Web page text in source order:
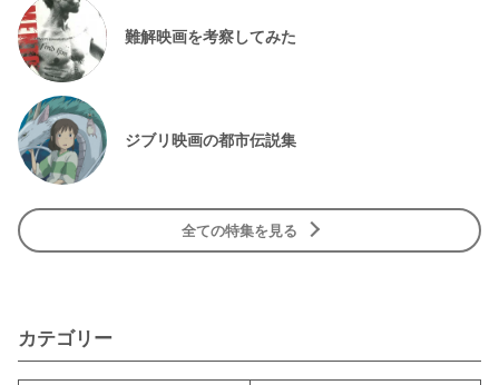
難解映画を考察してみた
ジブリ映画の都市伝説集
全ての特集を見る
カテゴリー